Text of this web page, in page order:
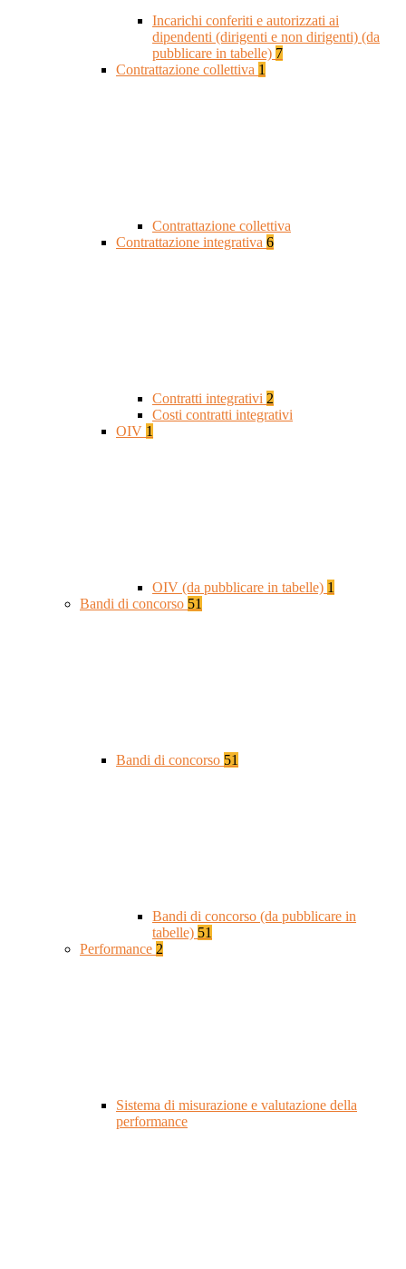
Incarichi conferiti e autorizzati ai
dipendenti (dirigenti e non dirigenti) (da
pubblicare in tabelle) 7
Contrattazione collettiva 1
Contrattazione collettiva
Contrattazione integrativa 6
Contratti integrativi 2
Costi contratti integrativi
OIV 1
OIV (da pubblicare in tabelle) 1
Bandi di concorso 51
Bandi di concorso 51
Bandi di concorso (da pubblicare in
tabelle) 51
Performance 2
Sistema di misurazione e valutazione della
performance